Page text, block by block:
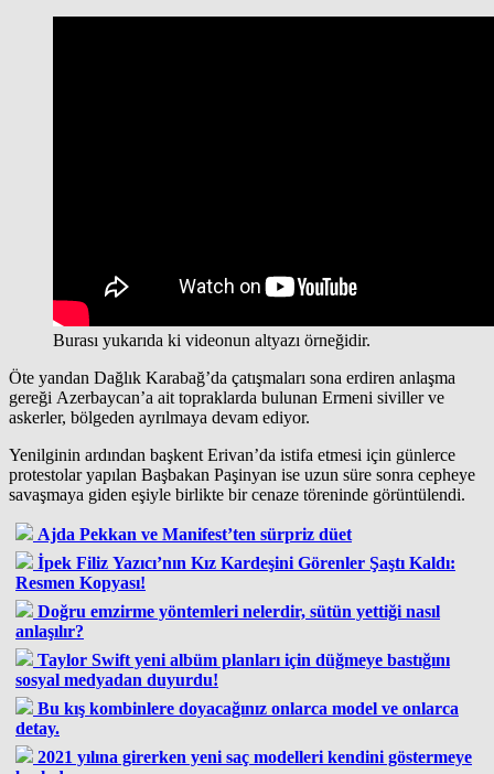
Burası yukarıda ki videonun altyazı örneğidir.
Öte yandan Dağlık Karabağ’da çatışmaları sona erdiren anlaşma
gereği Azerbaycan’a ait topraklarda bulunan Ermeni siviller ve
askerler, bölgeden ayrılmaya devam ediyor.
Yenilginin ardından başkent Erivan’da istifa etmesi için günlerce
protestolar yapılan Başbakan Paşinyan ise uzun süre sonra cepheye
savaşmaya giden eşiyle birlikte bir cenaze töreninde görüntülendi.
Ajda Pekkan ve Manifest’ten sürpriz düet
İpek Filiz Yazıcı’nın Kız Kardeşini Görenler Şaştı Kaldı:
Resmen Kopyası!
Doğru emzirme yöntemleri nelerdir, sütün yettiği nasıl
anlaşılır?
Taylor Swift yeni albüm planları için düğmeye bastığını
sosyal medyadan duyurdu!
Bu kış kombinlere doyacağınız onlarca model ve onlarca
detay.
2021 yılına girerken yeni saç modelleri kendini göstermeye